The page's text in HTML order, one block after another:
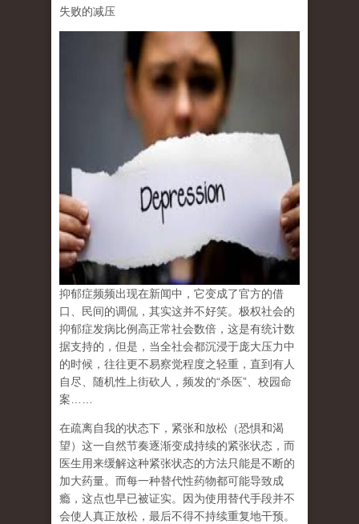
失败的减压
抑郁症频频出现在新闻中，它变成了官方的借
口、民间的调侃，其实这并不好笑。极权社会的
抑郁症发病比例高正常社会数倍，这是有统计数
据支持的，但是，当全社会都沉浸于庞大压力中
的时候，往往更不易察觉程度之轻重，直到有人
自尽、随机性上街砍人，频发的“杀医” 、校园命
案
在疏离自我的状态下，紧张和放松（恐惧和渴
望）这一自然节奏逐渐变成持续的紧张状态，而
医生用来缓解这种紧张状态的方法只能是不断的
加大药量。而每一种替代性药物都可能导致成
瘾，这点也早已被证实。因为使用替代手段并不
会使人真正放松，最后不得不持续重复地干预。